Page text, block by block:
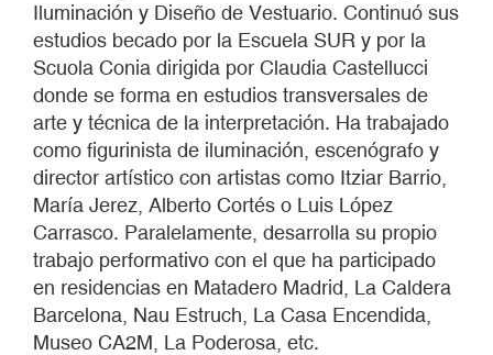
Iluminación y Diseño de Vestuario. Continuó sus
estudios becado por la Escuela SUR y por la
Scuola Conia dirigida por Claudia Castellucci
donde se forma en estudios transversales de
arte y técnica de la interpretación. Ha trabajado
como figurinista de iluminación, escenógrafo y
director artístico con artistas como Itziar Barrio,
María Jerez, Alberto Cortés o Luis López
Carrasco. Paralelamente, desarrolla su propio
trabajo performativo con el que ha participado
en residencias en Matadero Madrid, La Caldera
Barcelona, Nau Estruch, La Casa Encendida,
Museo CA2M, La Poderosa, etc.